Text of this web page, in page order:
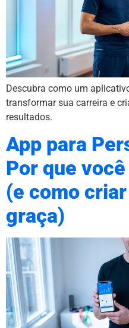
Descubra como um
transformar sua carreira e
resultados.
App para
Por que
(e como
graça)